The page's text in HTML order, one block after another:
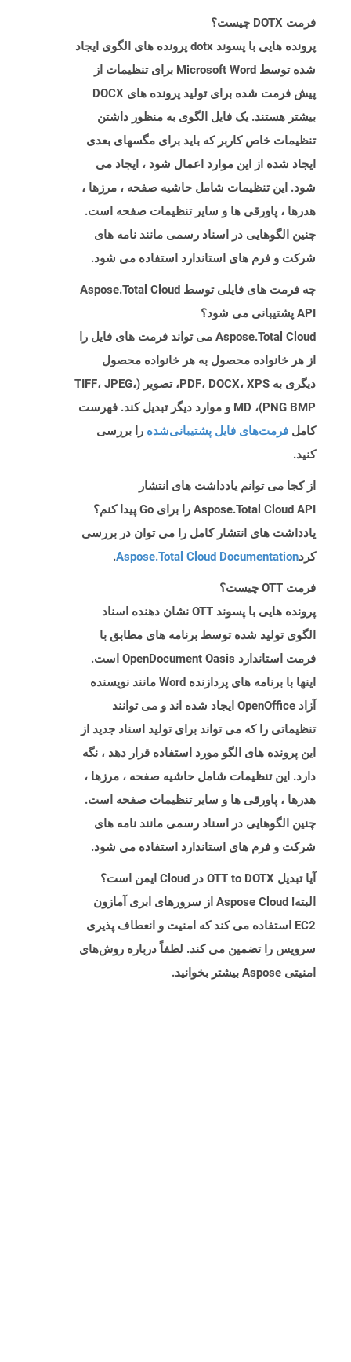
فرمت DOTX چیست؟
پرونده هایی با پسوند dotx پرونده های الگوی ایجاد
شده توسط Microsoft Word برای تنظیمات از
پیش فرمت شده برای تولید پرونده های DOCX
بیشتر هستند. یک فایل الگوی به منظور داشتن
تنظیمات خاص کاربر که باید برای مگسهای بعدی
ایجاد شده از این موارد اعمال شود ، ایجاد می
شود. این تنظیمات شامل حاشیه صفحه ، مرزها ،
هدرها ، پاورقی ها و سایر تنظیمات صفحه است.
چنین الگوهایی در اسناد رسمی مانند نامه های
شرکت و فرم های استاندارد استفاده می شود.
چه فرمت های فایلی توسط Aspose.Total Cloud
API پشتیبانی می شود؟
Aspose.Total Cloud می تواند فرمت های فایل را
از هر خانواده محصول به هر خانواده محصول
دیگری به PDF، DOCX، XPS، تصویر (TIFF، JPEG،
PNG BMP)، MD و موارد دیگر تبدیل کند. فهرست
کامل فرمت‌های فایل پشتیبانی‌شده را بررسی
کنید.
از کجا می توانم یادداشت های انتشار
Aspose.Total Cloud API را برای Go پیدا کنم؟
یادداشت های انتشار کامل را می توان در بررسی
کردAspose.Total Cloud Documentation
.
فرمت OTT چیست؟
پرونده هایی با پسوند OTT نشان دهنده اسناد
الگوی تولید شده توسط برنامه های مطابق با
فرمت استاندارد OpenDocument Oasis است.
اینها با برنامه های پردازنده Word مانند نویسنده
آزاد OpenOffice ایجاد شده اند و می توانند
تنظیماتی را که می تواند برای تولید اسناد جدید از
این پرونده های الگو مورد استفاده قرار دهد ، نگه
دارد. این تنظیمات شامل حاشیه صفحه ، مرزها ،
هدرها ، پاورقی ها و سایر تنظیمات صفحه است.
چنین الگوهایی در اسناد رسمی مانند نامه های
شرکت و فرم های استاندارد استفاده می شود.
آیا تبدیل OTT to DOTX در Cloud ایمن است؟
البته! Aspose Cloud از سرورهای ابری آمازون
EC2 استفاده می کند که امنیت و انعطاف پذیری
سرویس را تضمین می کند. لطفاً درباره روش‌های
امنیتی Aspose بیشتر بخوانید.